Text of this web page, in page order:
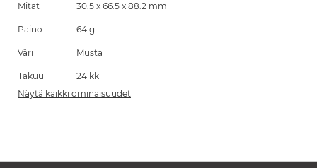
Mitat 30.5 x 66.5 x 88.2 mm
Paino 64 g
Väri Musta
Takuu
24 kk
Näytä kaikki ominaisuudet